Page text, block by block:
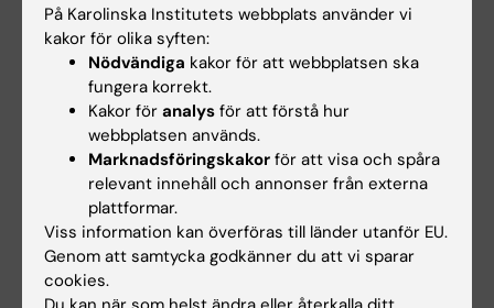
forskare vid KI,intervjuas av SR P3 nyheter
om att betablockerare verkar öka mycket
bland tjejer.
Små förändringar i blodet pekar mot en
kommande ökad risk för
havandeskapsförgiftning, enligt en ny studie
från KI. Karin Leander, docent vid KI,
av TT, en artikel som bland annat syns i
Aftonbladet.
På Karolinska Institutets webbplats använder vi
kakor för olika syften:
Nödvändiga kakor för att webbplatsen ska
fungera korrekt.
Kakor för analys för att förstå hur
webbplatsen används.
Marknadsföringskakor för att visa och spåra
relevant innehåll och annonser från externa
plattformar.
Viss information kan överföras till länder utanför EU.
Genom att samtycka godkänner du att vi sparar
cookies.